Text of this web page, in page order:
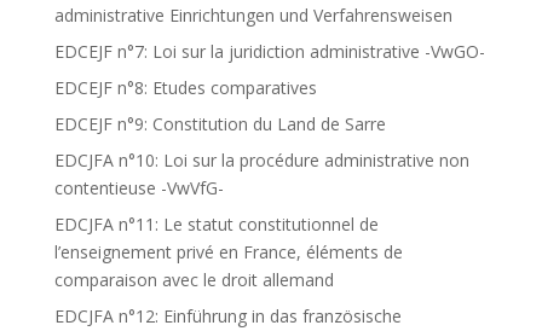
administrative Einrichtungen und Verfahrensweisen
EDCEJF n°7: Loi sur la juridiction administrative -VwGO-
EDCEJF n°8: Etudes comparatives
EDCEJF n°9: Constitution du Land de Sarre
EDCJFA n°10: Loi sur la procédure administrative non
contentieuse -VwVfG-
EDCJFA n°11: Le statut constitutionnel de
l’enseignement privé en France, éléments de
comparaison avec le droit allemand
EDCJFA n°12: Einführung in das französische